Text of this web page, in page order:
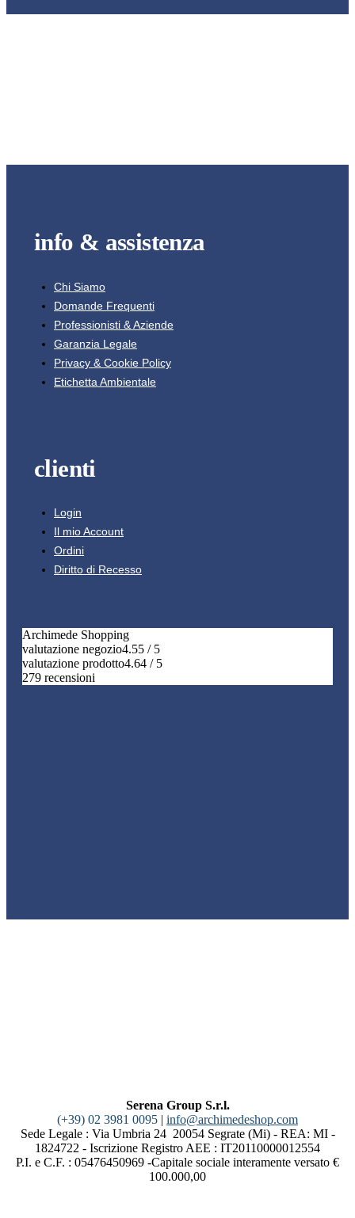
info & assistenza
Chi Siamo
Domande Frequenti
Professionisti & Aziende
Garanzia Legale
Privacy & Cookie Policy
Etichetta Ambientale
clienti
Login
Il mio Account
Ordini
Diritto di Recesso
Archimede Shopping
valutazione negozio4.55 / 5
valutazione prodotto4.64 / 5
279 recensioni
Serena Group S.r.l.
(+39) 02 3981 0095 | info@archimedeshop.com
Sede Legale : Via Umbria 24 20054 Segrate (Mi) - REA: MI -
1824722 - Iscrizione Registro AEE : IT20110000012554
P.I. e C.F. : 05476450969 -Capitale sociale interamente versato €
100.000,00